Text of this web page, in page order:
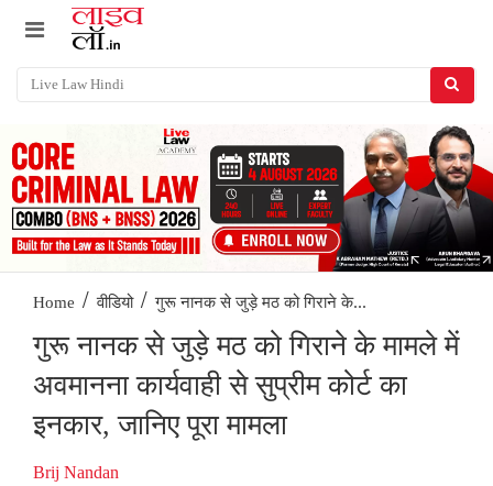
Home / वीडियो / गुरू नानक से जुड़े मठ को गिराने के...
गुरू नानक से जुड़े मठ को गिराने के मामले में
अवमानना कार्यवाही से सुप्रीम कोर्ट का
इनकार, जानिए पूरा मामला
Brij Nandan